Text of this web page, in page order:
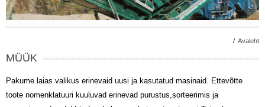
/ Avaleht
MÜÜK
Pakume laias valikus erinevaid uusi ja kasutatud masinaid. Ettevõtte
toote nomenklatuuri kuuluvad erinevad purustus,sorteerimis ja